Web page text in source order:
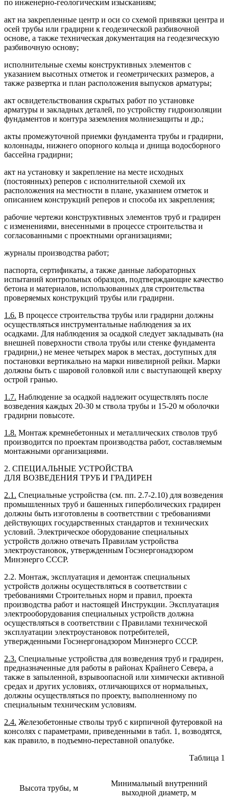
по инженерно-геологическим изысканиям;
акт на закрепленные центр и оси со схемой привязки центра и
осей трубы или градирни к геодезической разбивочной
основе, а также техническая документация на геодезическую
разбивочную основу;
исполнительные схемы конструктивных элементов с
указанием высотных отметок и геометрических размеров, а
также развертка и план расположения выпусков арматуры;
акт освидетельствования скрытых работ по установке
арматуры и закладных деталей, по устройству гидроизоляции
фундаментов и контура заземления молниезащиты и др.;
акты промежуточной приемки фундамента трубы и градирни,
колоннады, нижнего опорного кольца и днища водосборного
бассейна градирни;
акт на установку и закрепление на месте исходных
(постоянных) реперов с исполнительной схемой их
расположения на местности в плане, указанием отметок и
описанием конструкций реперов и способа их закрепления;
рабочие чертежи конструктивных элементов труб и градирен
с изменениями, внесенными в процессе строительства и
согласованными с проектными организациями;
журналы производства работ;
паспорта, сертификаты, а также данные лабораторных
испытаний контрольных образцов, подтверждающие качество
бетона и материалов, использованных для строительства
проверяемых конструкций трубы или градирни.
1.6. В процессе строительства трубы или градирни должны
осуществляться инструментальные наблюдения за их
осадками. Для наблюдения за осадкой следует закладывать (на
внешней поверхности ствола трубы или стенке фундамента
градирни,) не менее четырех марок в местах, доступных для
постановки вертикально на марки нивелирной рейки. Марки
должны быть с шаровой головкой или с выступающей кверху
острой гранью.
1.7. Наблюдение за осадкой надлежит осуществлять после
возведения каждых 20-30 м ствола трубы и 15-20 м оболочки
градирни повысоте.
1.8. Монтаж кремнебетонных и металлических стволов труб
производится по проектам производства работ, составляемым
монтажными организациями.
2. СПЕЦИАЛЬНЫЕ УСТРОЙСТВА
ДЛЯ ВОЗВЕДЕНИЯ ТРУБ И ГРАДИРЕН
2.1. Специальные устройства (см. пп. 2.7-2.10) для возведения
промышленных труб и башенных гиперболических градирен
должны быть изготовлены в соответствии с требованиями
действующих государственных стандартов и технических
условий. Электрическое оборудование специальных
устройств должно отвечать Правилам устройства
электроустановок, утвержденным Госэнергонадзором
Минэнерго СССР.
2.2. Монтаж, эксплуатация и демонтаж специальных
устройств должны осуществляться в соответствии с
требованиями Строительных норм и правил, проекта
производства работ и настоящей Инструкции. Эксплуатация
электрооборудования специальных устройств должна
осуществляться в соответствии с Правилами технической
эксплуатации электроустановок потребителей,
утвержденными Госэнергонадзором Минэнерго СССР.
2.3. Специальные устройства для возведения труб и градирен,
предназначенные для работы в районах Крайнего Севера, а
также в запыленной, взрывоопасной или химически активной
средах и других условиях, отличающихся от нормальных,
должны осуществляться по проекту, выполненному по
специальным техническим условиям.
2.4. Железобетонные стволы труб с кирпичной футеровкой на
консолях с параметрами, приведенными в табл. 1, возводятся,
как правило, в подъемно-переставной опалубке.
Таблица 1
Высота трубы, м
Минимальный внутренний
выходной диаметр, м